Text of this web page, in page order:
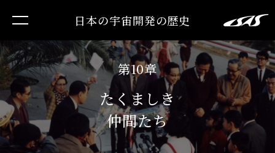
日本の宇宙開発の歴史
第10章
たくましき
仲間たち